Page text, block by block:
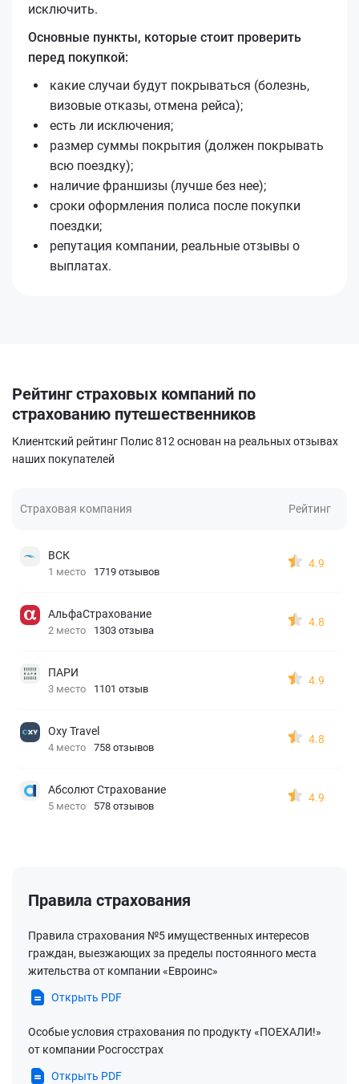
исключить.
Основные пункты, которые стоит проверить
перед покупкой:
какие случаи будут покрываться (болезнь,
визовые отказы, отмена рейса);
есть ли исключения;
размер суммы покрытия (должен покрывать
всю поездку);
наличие франшизы (лучше без нее);
сроки оформления полиса после покупки
поездки;
репутация компании, реальные отзывы о
выплатах.
Рейтинг страховых компаний по
страхованию путешественников
Клиентский рейтинг Полис 812 основан на реальных отзывах
наших покупателей
Страховая компания Рейтинг
ВСК
1 место 1719 отзывов
4.9
АльфаСтрахование
2 место 1303 отзыва
4.8
ПАРИ
3 место 1101 отзыв
4.9
Oxy Travel
4 место 758 отзывов
4.8
Абсолют Страхование
5 место 578 отзывов
4.9
Правила страхования
Правила страхования №5 имущественных интересов
граждан, выезжающих за пределы постоянного места
жительства от компании «Евроинс»
Открыть PDF
Особые условия страхования по продукту «ПОЕХАЛИ!»
от компании Росгосстрах
Открыть PDF